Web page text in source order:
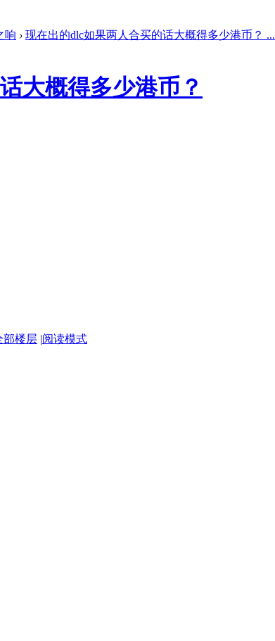
响 › 现在出的dlc如果两人合买的话大概得多少港币？ ...
大概得多少港币？
部楼层 |阅读模式